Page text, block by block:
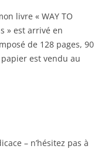
livre « WAY TO
» est arrivé en
de 128 pages, 90
est vendu au
– n’hésitez pas à